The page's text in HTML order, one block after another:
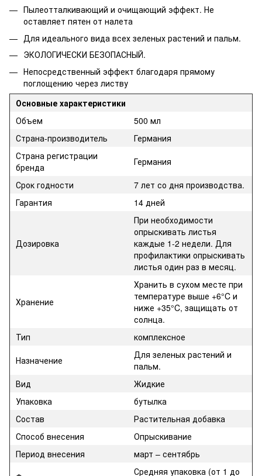
Пылеотталкивающий и очищающий эффект. Не
оставляет пятен от налета
Для идеального вида всех зеленых растений и пальм.
ЭКОЛОГИЧЕСКИ БЕЗОПАСНЫЙ.
Непосредственный эффект благодаря прямому
поглощению через листву
Основные характеристики
Объем
500 мл
Страна-производитель
Германия
Страна регистрации
бренда
Германия
Срок годности
7 лет со дня производства.
Гарантия
14 дней
Дозировка
При необходимости
опрыскивать листья
каждые 1-2 недели. Для
профилактики опрыскивать
листья один раз в месяц.
Хранение
Хранить в сухом месте при
температуре выше +6°C и
ниже +35°C, защищать от
солнца.
Тип
комплексное
Назначение
Для зеленых растений и
пальм.
Вид
Жидкие
Упаковка
бутылка
Состав
Растительная добавка
Способ внесения
Опрыскивание
Период внесения
март – сентябрь
Средняя упаковка (от 1 до